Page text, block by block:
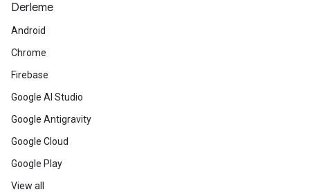
Derleme
Android
Chrome
Firebase
Google AI Studio
Google Antigravity
Google Cloud
Google Play
View all